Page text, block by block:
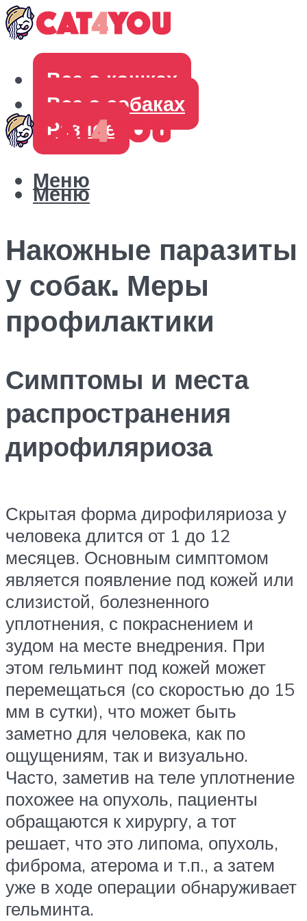
Все о кошках
Все о собаках
Разное
Меню
Меню
Накожные паразиты
у собак. Меры
профилактики
Симптомы и места
распространения
дирофиляриоза
Скрытая форма дирофиляриоза у
человека длится от 1 до 12
месяцев. Основным симптомом
является появление под кожей или
слизистой, болезненного
уплотнения, с покраснением и
зудом на месте внедрения. При
этом гельминт под кожей может
перемещаться (со скоростью до 15
мм в сутки), что может быть
заметно для человека, как по
ощущениям, так и визуально.
Часто, заметив на теле уплотнение
похожее на опухоль, пациенты
обращаются к хирургу, а тот
решает, что это липома, опухоль,
фиброма, атерома и т.п., а затем
уже в ходе операции обнаруживает
гельминта.